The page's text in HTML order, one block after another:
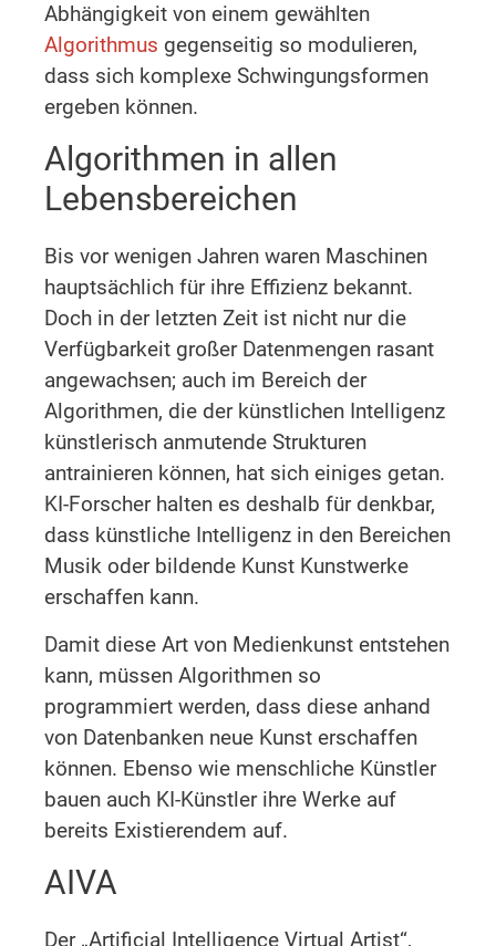
Abhängigkeit von einem gewählten
Algorithmus gegenseitig so modulieren,
dass sich komplexe Schwingungsformen
ergeben können.
Algorithmen in allen
Lebensbereichen
Bis vor wenigen Jahren waren Maschinen
hauptsächlich für ihre Effizienz bekannt.
Doch in der letzten Zeit ist nicht nur die
Verfügbarkeit großer Datenmengen rasant
angewachsen; auch im Bereich der
Algorithmen, die der künstlichen Intelligenz
künstlerisch anmutende Strukturen
antrainieren können, hat sich einiges getan.
KI-Forscher halten es deshalb für denkbar,
dass künstliche Intelligenz in den Bereichen
Musik oder bildende Kunst Kunstwerke
erschaffen kann.
Damit diese Art von Medienkunst entstehen
kann, müssen Algorithmen so
programmiert werden, dass diese anhand
von Datenbanken neue Kunst erschaffen
können. Ebenso wie menschliche Künstler
bauen auch KI-Künstler ihre Werke auf
bereits Existierendem auf.
AIVA
Der „Artificial Intelligence Virtual Artist“,